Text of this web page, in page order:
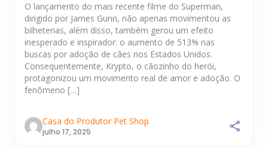
O lançamento do mais recente filme do Superman,
dirigido por James Gunn, não apenas movimentou as
bilheterias, além disso, também gerou um efeito
inesperado e inspirador: o aumento de 513% nas
buscas por adoção de cães nos Estados Unidos.
Consequentemente, Krypto, o cãozinho do herói,
protagonizou um movimento real de amor e adoção. O
fenômeno […]
Casa do Produtor Pet Shop
julho 17, 2025